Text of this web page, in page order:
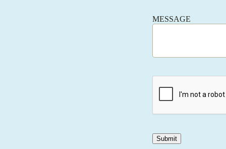
MESSAGE
Submit